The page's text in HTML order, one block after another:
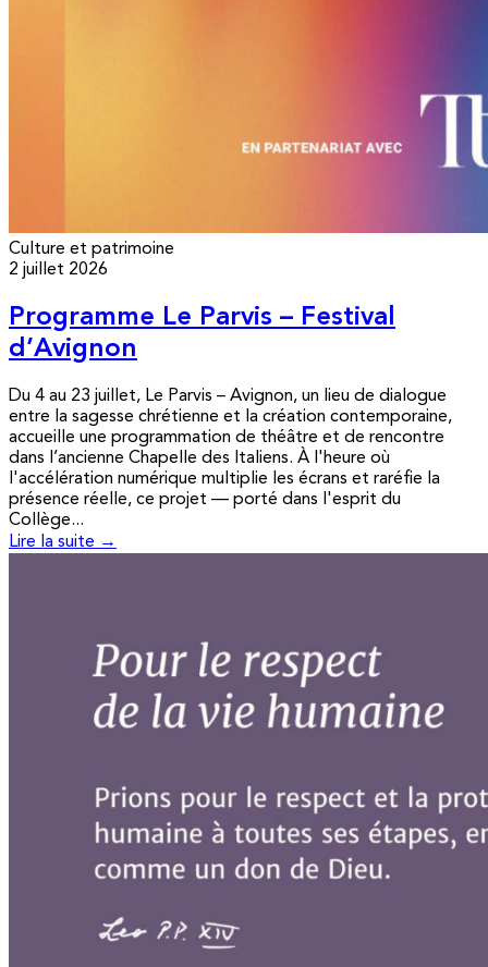
Culture et patrimoine
2 juillet 2026
Programme Le Parvis – Festival
d’Avignon
Du 4 au 23 juillet, Le Parvis – Avignon, un lieu de dialogue
entre la sagesse chrétienne et la création contemporaine,
accueille une programmation de théâtre et de rencontre
dans l’ancienne Chapelle des Italiens. À l'heure où
l'accélération numérique multiplie les écrans et raréfie la
présence réelle, ce projet — porté dans l'esprit du
Collège...
Lire la suite →